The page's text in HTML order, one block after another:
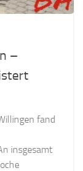
–
fand
insgesamt